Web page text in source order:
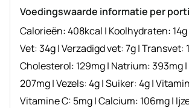
Voedingswaarde informatie per
Calorieën:408kcal | Koolhydraten: 14g
Vet:34g|Verzadigd vet:7g|Transvet: 1
Cholesterol: 129mg| Natrium:393mg|
207mg|Vezels:4g|Suiker:4g|
Vitamine C: 5mg|Calcium: 106mg|